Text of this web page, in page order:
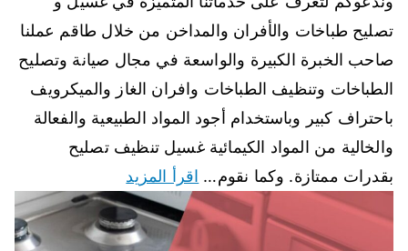
تصليح طباخات والأفران والمداخن من خلال طاقم عملنا
صاحب الخبرة الكبيرة والواسعة في مجال صيانة وتصليح
الطباخات وتنظيف الطباخات وافران الغاز والميكرويف
باحتراف كبير وباستخدام أجود المواد الطبيعية والفعالة
والخالية من المواد الكيمائية غسيل تنظيف تصليح
بقدرات ممتازة. وكما نقوم… اقرأ المزيد